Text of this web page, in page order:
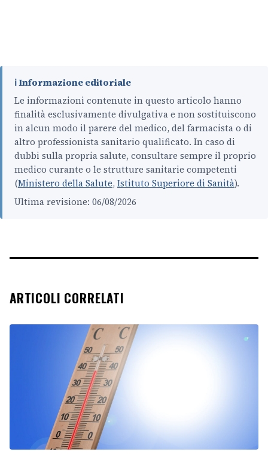
ℹ️ Informazione editoriale
Le informazioni contenute in questo articolo hanno
finalità esclusivamente divulgativa e non sostituiscono
in alcun modo il parere del medico, del farmacista o di
altro professionista sanitario qualificato. In caso di
dubbi sulla propria salute, consultare sempre il proprio
medico curante o le strutture sanitarie competenti
(Ministero della Salute, Istituto Superiore di Sanità).
Ultima revisione: 06/08/2026
ARTICOLI CORRELATI